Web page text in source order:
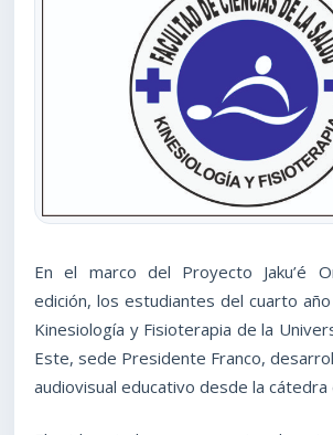
En el marco del Proyecto Jaku’é
edición, los estudiantes del cuarto
Kinesiología y Fisioterapia de la
Este, sede Presidente Franco,
audiovisual educativo desde la cátedra